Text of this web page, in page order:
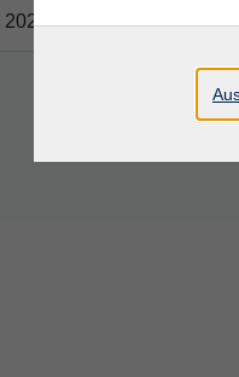
2026 • 08:00 – 15:45 Uhr